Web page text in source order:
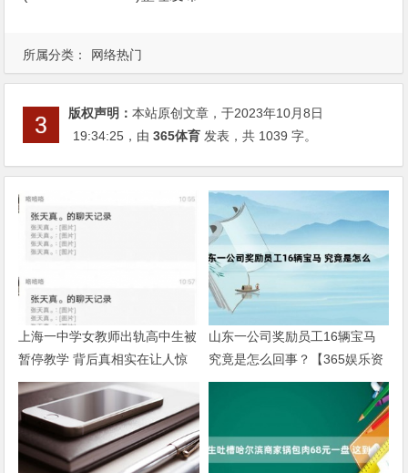
所属分类： 网络热门
版权声明：本站原创文章，于2023年10月8日
19:34:25 ，由365体育 发表，共 1039 字。
上海一中学女教师出轨高中生被
暂停教学 背后真相实在让人惊
愕【365娱乐资讯网】
山东一公司奖励员工16辆宝马
究竟是怎么回事？【365娱乐资
讯网】